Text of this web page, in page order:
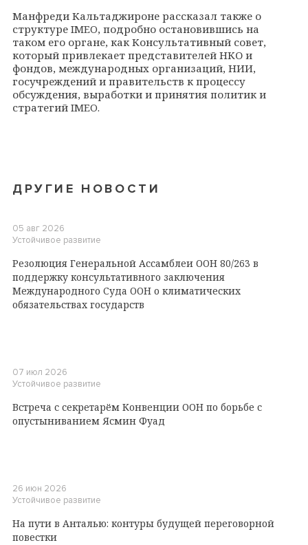
Манфреди Кальтаджироне рассказал также о
структуре IMEO, подробно остановившись на
таком его органе, как Консультативный совет,
который привлекает представителей НКО и
фондов, международных организаций, НИИ,
госучреждений и правительств к процессу
обсуждения, выработки и принятия политик и
стратегий IMEO.
ДРУГИЕ НОВОСТИ
05 авг 2026
Устойчивое развитие
Резолюция Генеральной Ассамблеи ООН 80/263 в
поддержку консультативного заключения
Международного Суда ООН о климатических
обязательствах государств
07 июл 2026
Устойчивое развитие
Встреча с секретарём Конвенции ООН по борьбе с
опустыниванием Ясмин Фуад
26 июн 2026
Устойчивое развитие
На пути в Анталью: контуры будущей переговорной
повестки